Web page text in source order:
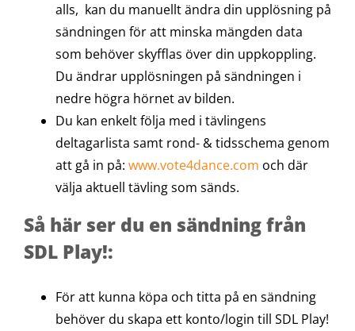
alls, kan du manuellt ändra din upplösning på
sändningen för att minska mängden data
som behöver skyfflas över din uppkoppling.
Du ändrar upplösningen på sändningen i
nedre högra hörnet av bilden.
Du kan enkelt följa med i tävlingens
deltagarlista samt rond- & tidsschema genom
att gå in på: www.vote4dance.com och där
välja aktuell tävling som sänds.
Så här ser du en sändning från
SDL Play!:
För att kunna köpa och titta på en sändning
behöver du skapa ett konto/login till SDL Play!